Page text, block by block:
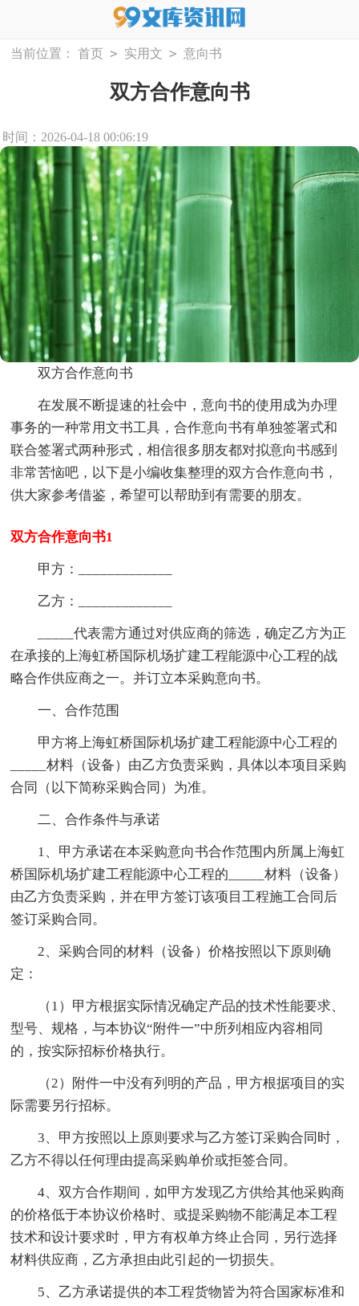
当前位置： 首页 > 实用文 > 意向书
双方合作意向书
时间：2026-04-18 00:06:19
双方合作意向书
在发展不断提速的社会中，意向书的使用成为办理
事务的一种常用文书工具，合作意向书有单独签署式和
联合签署式两种形式，相信很多朋友都对拟意向书感到
非常苦恼吧，以下是小编收集整理的双方合作意向书，
供大家参考借鉴，希望可以帮助到有需要的朋友。
双方合作意向书1
甲方：_____________
乙方：_____________
_____代表需方通过对供应商的筛选，确定乙方为正
在承接的上海虹桥国际机场扩建工程能源中心工程的战
略合作供应商之一。并订立本采购意向书。
一、合作范围
甲方将上海虹桥国际机场扩建工程能源中心工程的
_____材料（设备）由乙方负责采购，具体以本项目采购
合同（以下简称采购合同）为准。
二、合作条件与承诺
1、甲方承诺在本采购意向书合作范围内所属上海虹
桥国际机场扩建工程能源中心工程的_____材料（设备）
由乙方负责采购，并在甲方签订该项目工程施工合同后
签订采购合同。
2、采购合同的材料（设备）价格按照以下原则确
定：
（1）甲方根据实际情况确定产品的技术性能要求、
型号、规格，与本协议“附件一”中所列相应内容相同
的，按实际招标价格执行。
（2）附件一中没有列明的产品，甲方根据项目的实
际需要另行招标。
3、甲方按照以上原则要求与乙方签订采购合同时，
乙方不得以任何理由提高采购单价或拒签合同。
4、双方合作期间，如甲方发现乙方供给其他采购商
的价格低于本协议价格时、或提采购物不能满足本工程
技术和设计要求时，甲方有权单方终止合同，另行选择
材料供应商，乙方承担由此引起的一切损失。
5、乙方承诺提供的本工程货物皆为符合国家标准和